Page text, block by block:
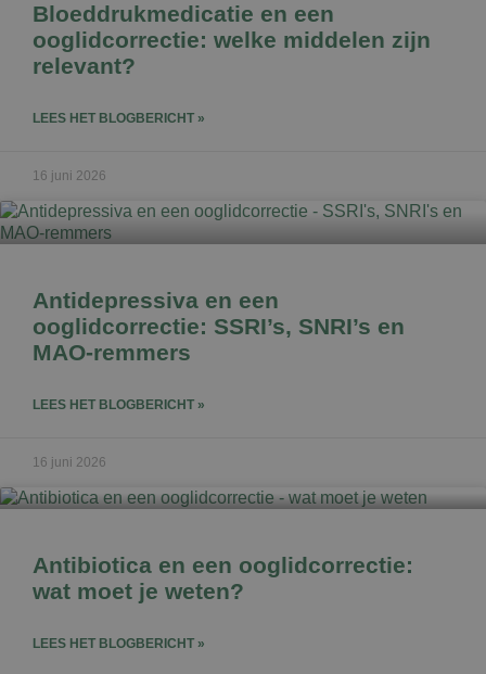
Bloeddrukmedicatie en een
ooglidcorrectie: welke middelen zijn
relevant?
LEES HET BLOGBERICHT »
16 juni 2026
Antidepressiva en een
ooglidcorrectie: SSRI’s, SNRI’s en
MAO-remmers
LEES HET BLOGBERICHT »
16 juni 2026
Antibiotica en een ooglidcorrectie:
wat moet je weten?
LEES HET BLOGBERICHT »